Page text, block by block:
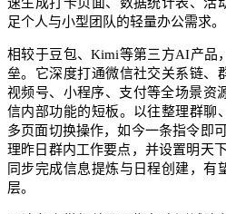
足个人与小型团队的轻量办公需求。
相较于豆包、Kimi等第三方AI产品
垒。它深度打通微信社交关系链、
视频号、小程序、支付等全场景资
信内部功能的短板。以往整理群聊
多页面切换操作，如今一条指令即
理昨日群内工作要点，并设置明天
同步完成信息提炼与日程创建，有
层。